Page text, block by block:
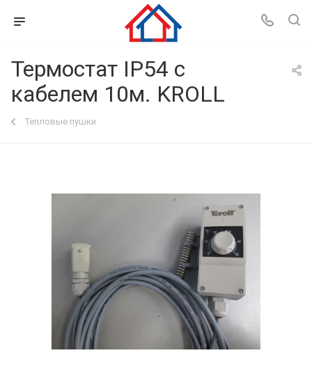
Термостат IP54 с
кабелем 10м. KROLL
Тепловые пушки